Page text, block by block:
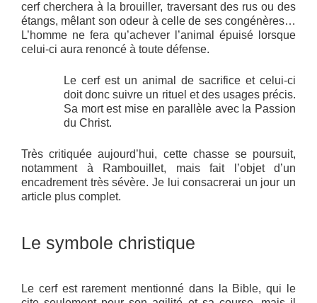
cerf cherchera à la brouiller, traversant des rus ou des
étangs, mêlant son odeur à celle de ses congénères…
L’homme ne fera qu’achever l’animal épuisé lorsque
celui-ci aura renoncé à toute défense.
Le cerf est un animal de sacrifice et celui-ci
doit donc suivre un rituel et des usages précis.
Sa mort est mise en parallèle avec la Passion
du Christ.
Très critiquée aujourd’hui, cette chasse se poursuit,
notamment à Rambouillet, mais fait l’objet d’un
encadrement très sévère. Je lui consacrerai un jour un
article plus complet.
Le symbole christique
Le cerf est rarement mentionné dans la Bible, qui le